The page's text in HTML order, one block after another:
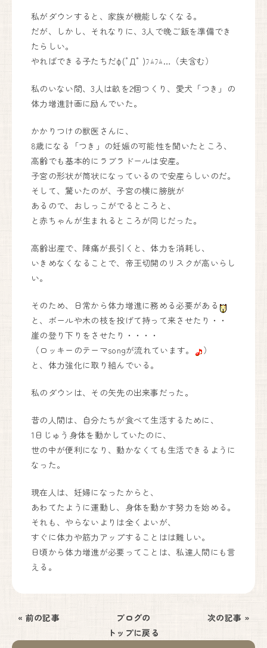
私がダウンすると、家族が機能しなくなる。
だが、しかし、それなりに、3人で晩ご飯を準備でき
たらしい。
やればできる子たちだφ(ﾟДﾟ )ﾌﾑﾌﾑ…（夫含む）
私のいない間、3人は畝を2個つくり、愛犬「つき」の
体力増進計画に励んでいた。
かかりつけの獣医さんに、
8歳になる「つき」の妊娠の可能性を聞いたところ、
高齢でも基本的にラブラドールは安産。
子宮の形状が筒状になっているので安産らしいのだ。
そして、驚いたのが、子宮の横に膀胱が
あるので、おしっこがでるところと、
と赤ちゃんが生まれるところが同じだった。
高齢出産で、陣痛が長引くと、体力を消耗し、
いきめなくなることで、帝王切開のリスクが高いらし
い。
そのため、日常から体力増進に務める必要がある
と、ボールや木の枝を投げて持って来させたり・・
崖の登り下りをさせたり・・・・
（ロッキーのテーマsongが流れています。
）
と、体力強化に取り組んでいる。
私のダウンは、その矢先の出来事だった。
昔の人間は、自分たちが食べて生活するために、
1日じゅう身体を動かしていたのに、
世の中が便利になり、動かなくても生活できるように
なった。
現在人は、妊婦になったからと、
あわてたように運動し、身体を動かす努力を始める。
それも、やらないよりは全くよいが、
すぐに体力や筋力アップすることはは難しい。
日頃から体力増進が必要ってことは、私達人間にも言
える。
« 前の記事
ブログの
トップに戻る
次の記事 »